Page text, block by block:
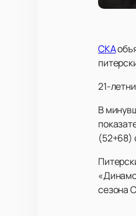
СКА
21-
В
(52+68)
сезона